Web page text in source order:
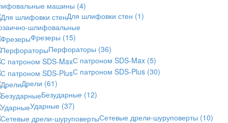
машины (4)
Для шлифовки стен (1)
шлифовальные
Фрезеры (15)
Перфораторы (36)
С патроном SDS-Max (5)
С патроном SDS-Plus (30)
Дрели (61)
Безударные (12)
Ударные (37)
Сетевые дрели-шуруповерты (10)